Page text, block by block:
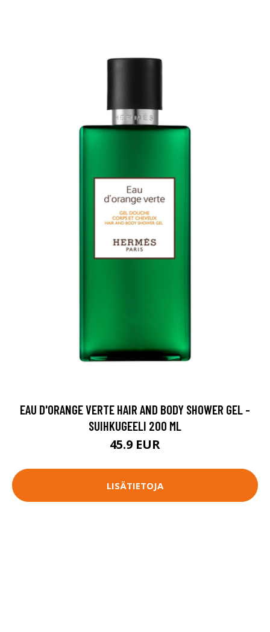
EAU D'ORANGE VERTE HAIR AND BODY SHOWER GEL -
SUIHKUGEELI 200 ML
45.9 EUR
LISÄTIETOJA